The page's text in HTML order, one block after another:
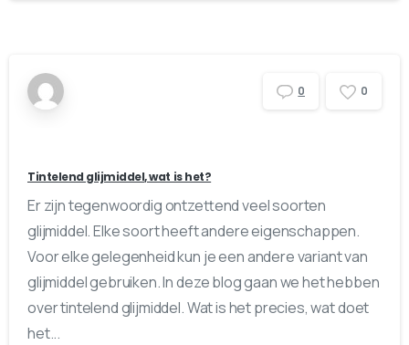
0 0
Tintelend glijmiddel, wat is het?
Er zijn tegenwoordig ontzettend veel soorten
glijmiddel. Elke soort heeft andere eigenschappen.
Voor elke gelegenheid kun je een andere variant van
glijmiddel gebruiken. In deze blog gaan we het hebben
over tintelend glijmiddel. Wat is het precies, wat doet
het...